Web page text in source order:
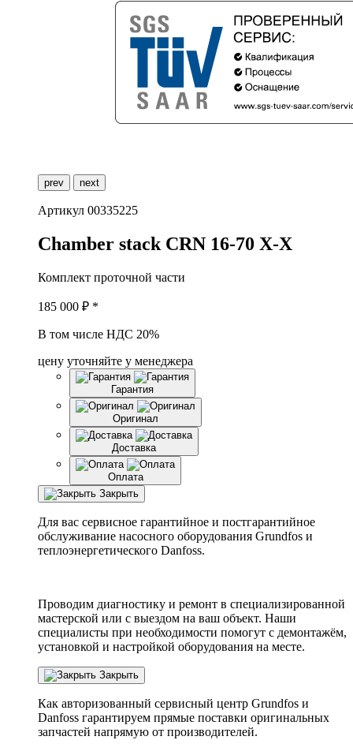
prev next
Артикул 00335225
Chamber stack CRN 16-70 X-X
Комплект проточной части
185 000 ₽ *
В том числе НДС 20%
цену уточняйте у менеджера
Гарантия
Оригинал
Доставка
Оплата
Закрыть
Для вас сервисное гарантийное и постгарантийное
обслуживание насосного оборудования Grundfos и
теплоэнергетического Danfoss.
Проводим диагностику и ремонт в специализированной
мастерской или с выездом на ваш объект. Наши
специалисты при необходимости помогут с демонтажём,
установкой и настройкой оборудования на месте.
Закрыть
Как авторизованный сервисный центр Grundfos и
Danfoss гарантируем прямые поставки оригинальных
запчастей напрямую от производителей.